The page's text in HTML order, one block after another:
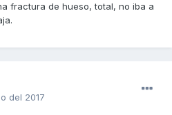
fractura de hueso, total, no iba a
del 2017